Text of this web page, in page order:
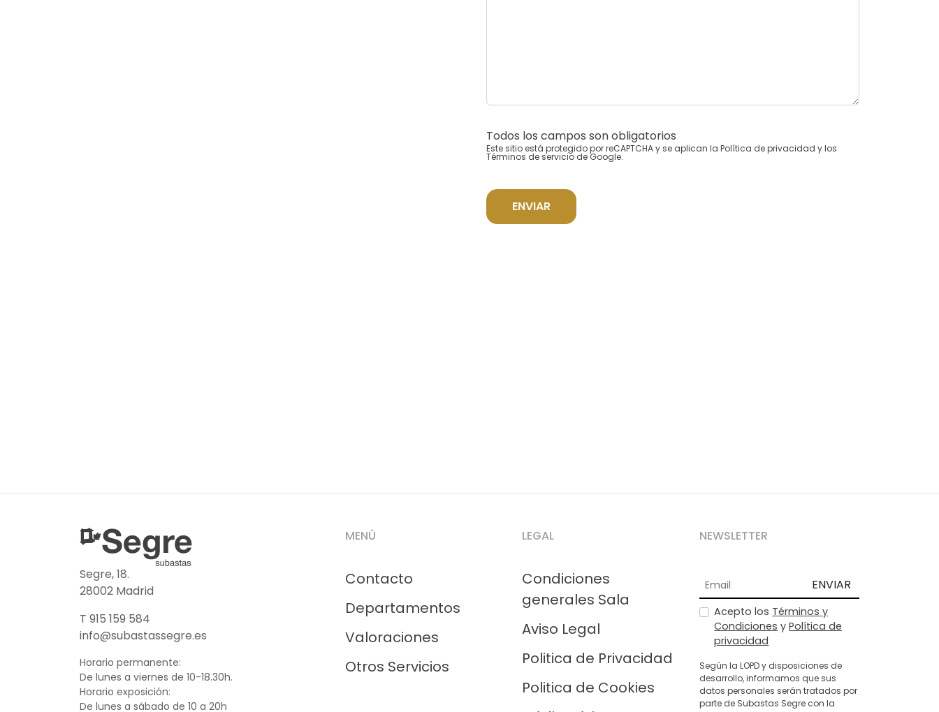
Todos los campos son obligatorios
Este sitio está protegido por reCAPTCHA y se aplican la Política de privacidad y los
Términos de servicio de Google.
ENVIAR
Segre, 18.
28002 Madrid
T 915 159 584
info@subastassegre.es
Horario permanente:
De lunes a viernes de 10-18.30h.
Horario exposición:
De lunes a sábado de 10 a 20h
MENÚ
Contacto
Departamentos
Valoraciones
Otros Servicios
LEGAL
Condiciones
generales Sala
Aviso Legal
Politica de Privacidad
Politica de Cookies
NEWSLETTER
ENVIAR
Acepto los Términos y
Condiciones yPolítica de
privacidad
Según la LOPD y disposiciones de
desarrollo, informamos que sus
datos personales serán tratados por
parte de Subastas Segre con la